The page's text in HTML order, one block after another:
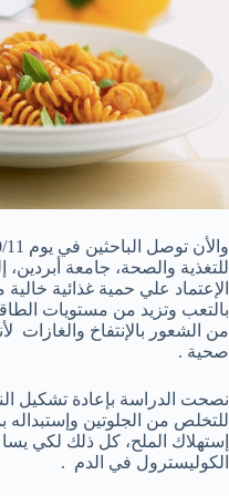
للتغذية والصحة، جامعة
الإعتماد علي حمية غذائية
بالتعب وتزيد من مستويات
من الشعور بالإنتفاخ والغازات
صحية .
نصحت الدراسة بإعادة تشكيل
للتخلص من الجلوتين وإستبداله
إستهلاك الملح، كل ذلك لكي
الكوليسترول في الدم .